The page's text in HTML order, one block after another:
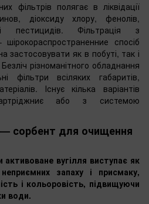
фільтрів полягає в ліквідації
діоксиду хлору, фенолів,
пестицидів. Фільтрація з
спосіб
як в побуті, так і
різноманітного обладнання
фільтри всіляких габаритів,
Існує кілька варіантів
або з системою
— сорбент для очищення
вугілля виступає як
запаху і присмаку,
і кольоровість, підвищуючи
води.